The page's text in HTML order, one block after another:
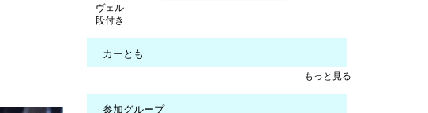
ヴェル
段付き
カーとも
もっと見る
参加グループ